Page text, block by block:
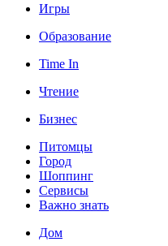
Игры
Образование
Time In
Чтение
Бизнес
Питомцы
Город
Шоппинг
Сервисы
Важно знать
Дом